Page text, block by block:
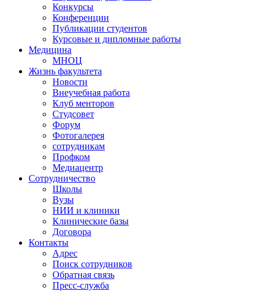
Конкурсы
Конференции
Публикации студентов
Курсовые и дипломные работы
Медицина
МНОЦ
Жизнь факультета
Новости
Внеучебная работа
Клуб менторов
Студсовет
Форум
Фотогалерея
сотрудникам
Профком
Медиацентр
Сотрудничество
Школы
Вузы
НИИ и клиники
Клинические базы
Договора
Контакты
Адрес
Поиск сотрудников
Обратная связь
Пресс-служба